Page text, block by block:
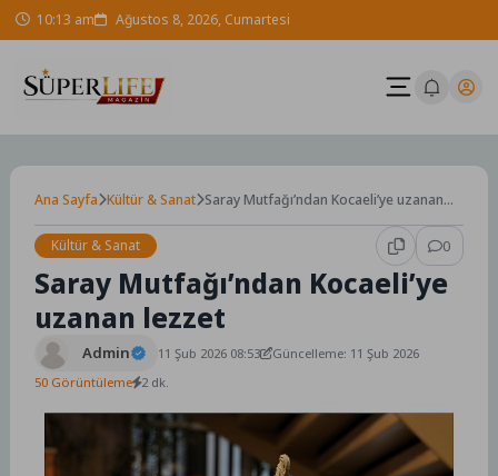
Skip 10:13 am Ağustos 8, 2026, Cumartesi
Ana Sayfa Kültür & Sanat Saray Mutfağı’ndan Kocaeli’ye uzanan
Kültür & Sanat
0
Saray Mutfağı’ndan Kocaeli’ye
uzanan lezzet
Admin 11 Şub 2026 08:53
Güncelleme: 11 Şub 2026
50 Görüntüleme 2 dk.